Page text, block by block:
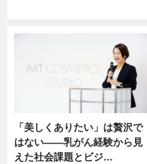
「美しくありたい」は贅沢で
はない――乳がん経験から見
えた社会課題とビジ…